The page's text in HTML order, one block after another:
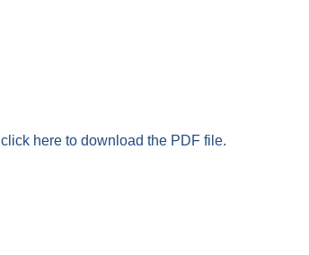
click here to download the PDF file.